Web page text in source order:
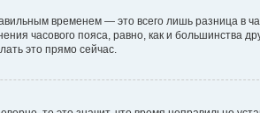
временем — это всего лишь разница в
часового пояса, равно, как и большинства
это прямо сейчас.